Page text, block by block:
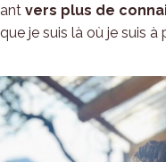
vers plus de
que je suis là où je suis à